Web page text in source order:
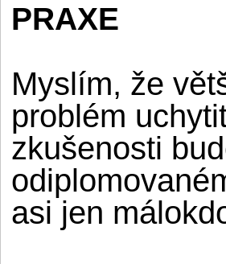
PRAXE
Myslím, že
problém
zkušenosti
asi jen